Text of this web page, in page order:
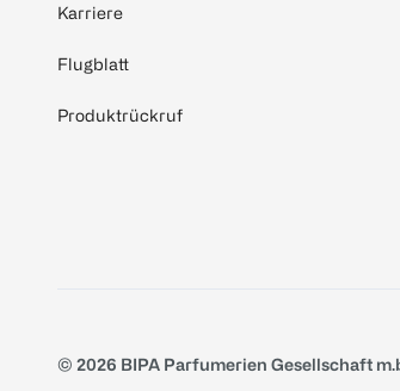
Karriere
Flugblatt
Produktrückruf
© 2026 BIPA Parfumerien Gesellschaft